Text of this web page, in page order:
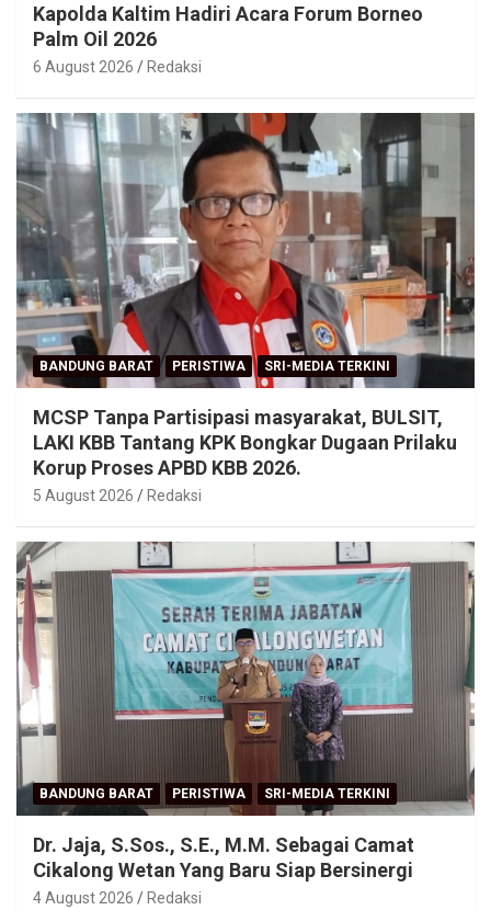
Kapolda Kaltim Hadiri Acara Forum Borneo
Palm Oil 2026
6 August 2026 Redaksi
BANDUNG BARAT PERISTIWA SRI-MEDIA TERKINI
MCSP Tanpa Partisipasi masyarakat, BULSIT,
LAKI KBB Tantang KPK Bongkar Dugaan Prilaku
Korup Proses APBD KBB 2026.
5 August 2026 Redaksi
BANDUNG BARAT PERISTIWA SRI-MEDIA TERKINI
Dr. Jaja, S.Sos., S.E., M.M. Sebagai Camat
Cikalong Wetan Yang Baru Siap Bersinergi
4 August 2026 Redaksi